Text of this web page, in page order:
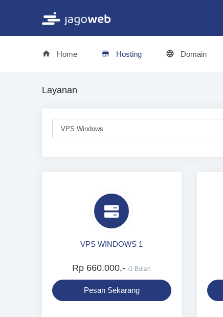
Home Hosting Domain
Layanan
VPS WINDOWS 1
Rp 660.000,-/1 Bulan
Pesan Sekarang